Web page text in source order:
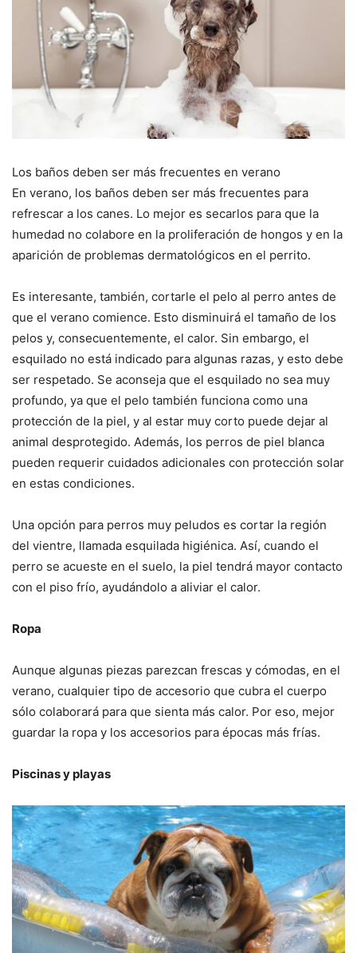
Los baños deben ser más frecuentes en verano
En verano, los baños deben ser más frecuentes para
refrescar a los canes. Lo mejor es secarlos para que la
humedad no colabore en la proliferación de hongos y en la
aparición de problemas dermatológicos en el perrito.
Es interesante, también, cortarle el pelo al perro antes de
que el verano comience. Esto disminuirá el tamaño de los
pelos y, consecuentemente, el calor. Sin embargo, el
esquilado no está indicado para algunas razas, y esto debe
ser respetado. Se aconseja que el esquilado no sea muy
profundo, ya que el pelo también funciona como una
protección de la piel, y al estar muy corto puede dejar al
animal desprotegido. Además, los perros de piel blanca
pueden requerir cuidados adicionales con protección solar
en estas condiciones.
Una opción para perros muy peludos es cortar la región
del vientre, llamada esquilada higiénica. Así, cuando el
perro se acueste en el suelo, la piel tendrá mayor contacto
con el piso frío, ayudándolo a aliviar el calor.
Ropa
Aunque algunas piezas parezcan frescas y cómodas, en el
verano, cualquier tipo de accesorio que cubra el cuerpo
sólo colaborará para que sienta más calor. Por eso, mejor
guardar la ropa y los accesorios para épocas más frías.
Piscinas y playas